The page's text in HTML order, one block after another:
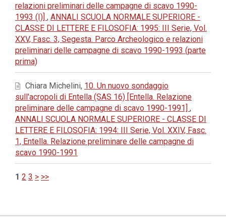
relazioni preliminari delle campagne di scavo 1990-
1993 (I)] , ANNALI SCUOLA NORMALE SUPERIORE -
CLASSE DI LETTERE E FILOSOFIA: 1995: III Serie, Vol.
XXV, Fasc. 3, Segesta. Parco Archeologico e relazioni
preliminari delle campagne di scavo 1990-1993 (parte
prima)
Chiara Michelini, 10. Un nuovo sondaggio
sull'acropoli di Entella (SAS 16) [Entella. Relazione
preliminare delle campagne di scavo 1990-1991] ,
ANNALI SCUOLA NORMALE SUPERIORE - CLASSE DI
LETTERE E FILOSOFIA: 1994: III Serie, Vol. XXIV, Fasc.
1, Entella. Relazione preliminare delle campagne di
scavo 1990-1991
1 2 3 > >>